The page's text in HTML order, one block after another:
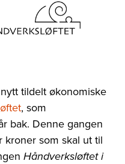
tildelt økonomiske
, som
bak. Denne gangen
som skal ut til
Håndverksløftet i